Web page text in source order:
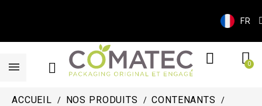
FR
ACCUEIL NOS PRODUITS
CONTENANTS